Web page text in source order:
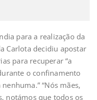
para a realização da
Carlota decidiu apostar
para recuperar “a
o confinamento
“Nós mães,
notámos que todos os